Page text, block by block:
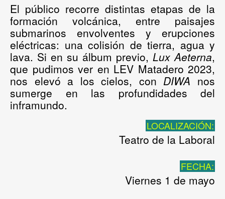
El público recorre distintas etapas de la
formación volcánica, entre paisajes
submarinos envolventes y erupciones
eléctricas: una colisión de tierra, agua y
lava. Si en su álbum previo, Lux Aeterna,
que pudimos ver en LEV Matadero 2023,
nos elevó a los cielos, con DIWA nos
sumerge en las profundidades del
inframundo.
LOCALIZACIÓN:
Teatro de la Laboral
FECHA:
Viernes 1 de mayo